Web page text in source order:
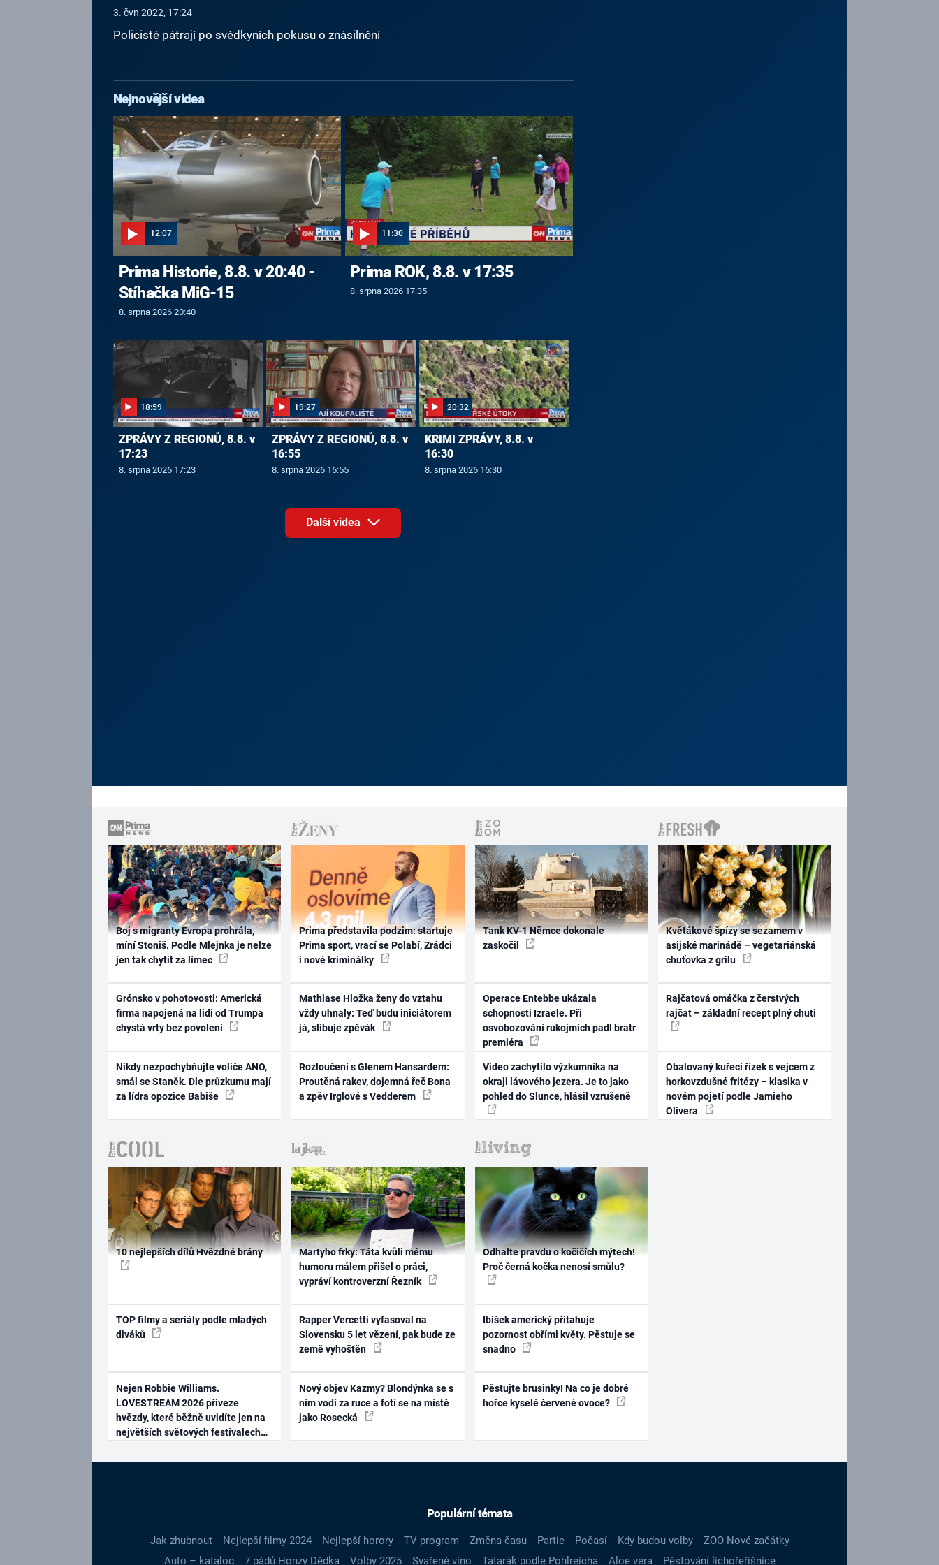
3. čvn 2022, 17:24
Policisté pátrají po svědkyních pokusu o znásilnění
Nejnovější videa
12:07
Prima Historie, 8.8. v 20:40 -
Stíhačka MiG-15
8. srpna 2026 20:40
11:30
Prima ROK, 8.8. v 17:35
8. srpna 2026 17:35
18:59
ZPRÁVY Z REGIONŮ, 8.8. v
17:23
8. srpna 2026 17:23
19:27
ZPRÁVY Z REGIONŮ, 8.8. v
16:55
8. srpna 2026 16:55
20:32
KRIMI ZPRÁVY, 8.8. v
16:30
8. srpna 2026 16:30
Další videa
Boj s migranty Evropa prohrála,
míní Stoniš. Podle Mlejnka je nelze
jen tak chytit za límec
Grónsko v pohotovosti: Americká
firma napojená na lidi od Trumpa
chystá vrty bez povolení
Nikdy nezpochybňujte voliče ANO,
smál se Staněk. Dle průzkumu mají
za lídra opozice Babiše
Prima představila podzim: startuje
Prima sport, vrací se Polabí, Zrádci
i nové kriminálky
Mathiase Hložka ženy do vztahu
vždy uhnaly: Teď budu iniciátorem
já, slibuje zpěvák
Rozloučení s Glenem Hansardem:
Proutěná rakev, dojemná řeč Bona
a zpěv Irglové s Vedderem
Tank KV-1 Němce dokonale
zaskočil
Operace Entebbe ukázala
schopnosti Izraele. Při
osvobozování rukojmích padl bratr
premiéra
Video zachytilo výzkumníka na
okraji lávového jezera. Je to jako
pohled do Slunce, hlásil vzrušeně
Květákové špízy se sezamem v
asijské marinádě – vegetariánská
chuťovka z grilu
Rajčatová omáčka z čerstvých
rajčat – základní recept plný chuti
Obalovaný kuřecí řízek s vejcem z
horkovzdušné fritézy – klasika v
novém pojetí podle Jamieho
Olivera
10 nejlepších dílů Hvězdné brány
TOP filmy a seriály podle mladých
diváků
Nejen Robbie Williams.
LOVESTREAM 2026 přiveze
hvězdy, které běžně uvidíte jen na
největších světových festivalech
Martyho frky: Táta kvůli mému
humoru málem přišel o práci,
vypráví kontroverzní Řezník
Rapper Vercetti vyfasoval na
Slovensku 5 let vězení, pak bude ze
země vyhoštěn
Nový objev Kazmy? Blondýnka se s
ním vodí za ruce a fotí se na místě
jako Rosecká
Odhalte pravdu o kočičích mýtech!
Proč černá kočka nenosí smůlu?
Ibišek americký přitahuje
pozornost obřími květy. Pěstuje se
snadno
Pěstujte brusinky! Na co je dobré
hořce kyselé červené ovoce?
Populární témata
Jak zhubnout Nejlepší filmy 2024 Nejlepší horory TV program Změna času Partie Počasí Kdy budou volby
ZOO Nové začátky
Auto – katalog
7 pádů Honzy Dědka Volby 2025 Svařené víno Tatarák podle Pohlreicha Aloe vera Pěstování lichořeřišnice